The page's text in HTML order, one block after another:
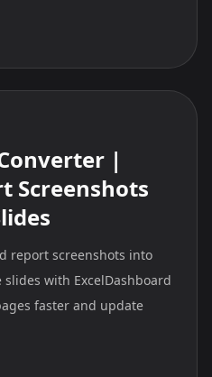
|
Screenshots
report screenshots into
with ExcelDashboard
faster and update